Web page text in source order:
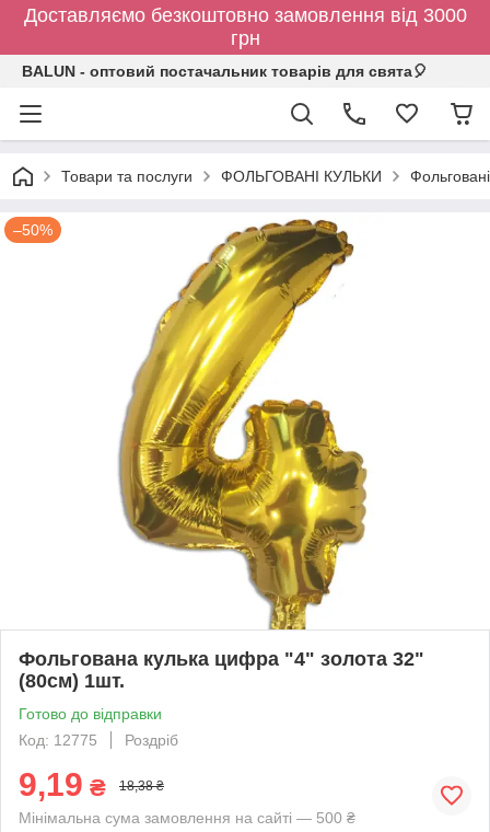
Доставляємо безкоштовно замовлення від 3000
грн
BALUN - оптовий постачальник товарів для свята🎈
Товари та послуги ФОЛЬГОВАНІ КУЛЬКИ
–50%
Фольгована кулька цифра "4" золота 32"
(80см) 1шт.
Готово до відправки
Код: 12775
Роздріб
9,19 ₴ 18,38 ₴
Мінімальна сума замовлення на сайті — 500 ₴